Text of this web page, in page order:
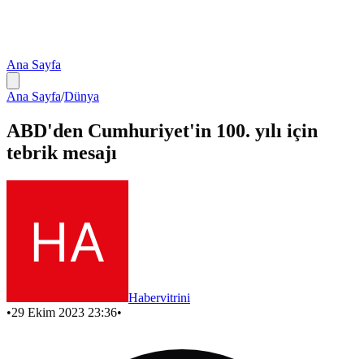
Ana Sayfa
Ana Sayfa/Dünya
ABD'den Cumhuriyet'in 100. yılı için
tebrik mesajı
Habervitrini
•29 Ekim 2023 23:36•